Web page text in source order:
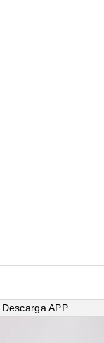
Descarga APP